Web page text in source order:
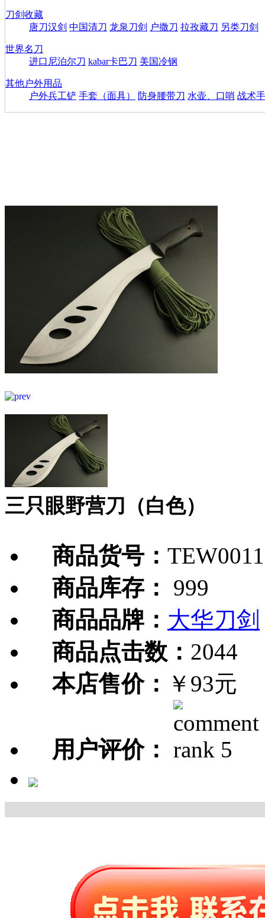
刀剑收藏
唐刀汉剑 中国清刀 龙泉刀剑 户撒刀 拉孜藏刀 另类刀剑
世界名刀
进口尼泊尔刀 kabar卡巴刀 美国冷钢
其他户外用品
户外兵工铲 手套（面具） 防身腰带刀 水壶、口哨 战术
三只眼野营刀（白色）
商品货号：
商品库存：
999
商品品牌： 大华刀剑
商品点击数： 2044
本店售价： ￥93元
用户评价：